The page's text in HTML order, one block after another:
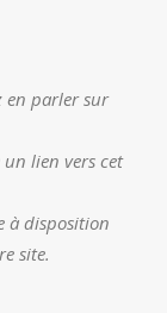
en parler sur
un lien vers cet
à disposition
site.